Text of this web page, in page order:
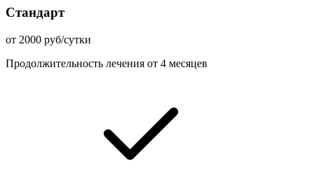
Стандарт
от 2000 руб/сутки
Продолжительность лечения от 4 месяцев